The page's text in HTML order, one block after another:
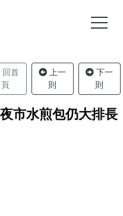
回首
頁
上一
則
下一
則
市水煎包仍大排長